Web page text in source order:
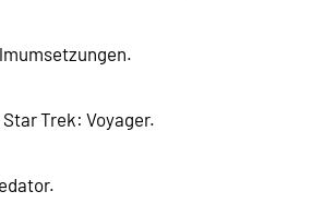
Trek: Voyager.